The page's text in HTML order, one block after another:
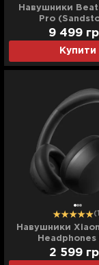
Навушники
Pro
Купити
9 499
Навушники
Headphones
(BHR08W5GL)
Black)
2 599